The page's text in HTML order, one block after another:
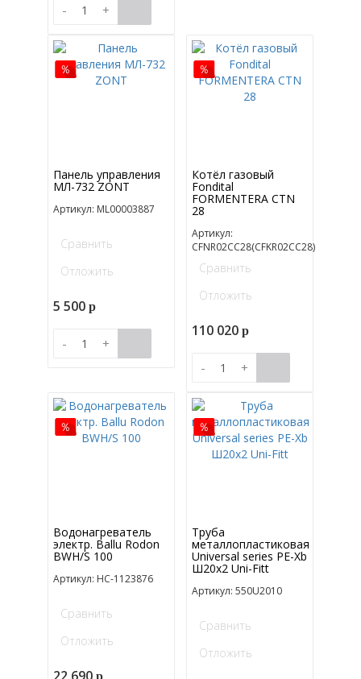
- +
Панель управления
МЛ-732 ZONT
Артикул: ML00003887
Сравнить
Отложить
5 500p
- +
Котёл газовый
Fondital
FORMENTERA CTN
28
Артикул:
CFNR02CC28(CFKR02CC28)
Сравнить
Отложить
110 020p
- +
Водонагреватель
электр. Ballu Rodon
BWH/S 100
Артикул: НС-1123876
Сравнить
Отложить
p
Труба
металлопластиковая
Universal series PE-Xb
Ш20x2 Uni-Fitt
Артикул: 550U2010
Сравнить
Отложить